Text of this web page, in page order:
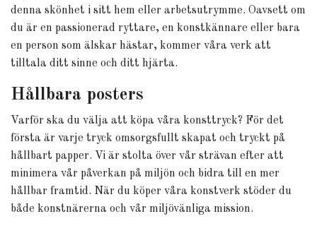
denna skönhet i sitt hem eller arbetsutrymme. Oavsett om
du är en passionerad ryttare, en konstkännare eller bara
en person som älskar hästar, kommer våra verk att
tilltala ditt sinne och ditt hjärta.
Hållbara posters
Varför ska du välja att köpa våra konsttryck? För det
första är varje tryck omsorgsfullt skapat och tryckt på
hållbart papper. Vi är stolta över vår strävan efter att
minimera vår påverkan på miljön och bidra till en mer
hållbar framtid. När du köper våra konstverk stöder du
både konstnärerna och vår miljövänliga mission.